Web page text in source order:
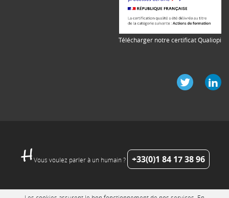
Télécharger notre certificat Qualiopi
Vous voulez parler à un humain ? +33(0)1 84 17 38 96